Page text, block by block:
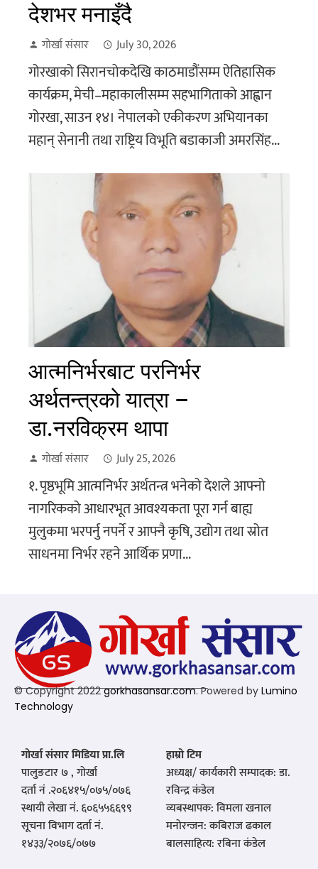
देशभर मनाइँदै
गोर्खा संसार July 30, 2026
गोरखाको सिरानचोकदेखि काठमाडौंसम्म ऐतिहासिक
कार्यक्रम, मेची–महाकालीसम्म सहभागिताको आह्वान
गोरखा, साउन १४। नेपालको एकीकरण अभियानका
महान् सेनानी तथा राष्ट्रिय विभूति बडाकाजी अमरसिंह...
आत्मनिर्भरबाट परनिर्भर
अर्थतन्त्रको यात्रा –
डा.नरविक्रम थापा
गोर्खा संसार July 25, 2026
१. पृष्ठभूमि आत्मनिर्भर अर्थतन्त्र भनेको देशले आफ्नो
नागरिकको आधारभूत आवश्यकता पूरा गर्न बाह्य
मुलुकमा भरपर्नु नपर्ने र आफ्नै कृषि, उद्योग तथा स्रोत
साधनमा निर्भर रहने आर्थिक प्रणा...
© Copyright 2022gorkhasansar.com. Powered by Lumino
Technology
गोर्खा संसार मिडिया प्रा.लि
पालुङटार ७ , गोर्खा
दर्ता नं .२०६४१५/०७५/०७६
स्थायी लेखा नं. ६०६५५६६९९
सूचना विभाग दर्ता नं.
१४३३/२०७६/०७७
हाम्रो टिम
अध्यक्ष/ कार्यकारी सम्पादक: डा.
रविन्द्र कंडेल
व्यबस्थापक: विमला खनाल
मनोरन्जन: कबिराज ढकाल
बालसाहित्य: रबिना कंडेल